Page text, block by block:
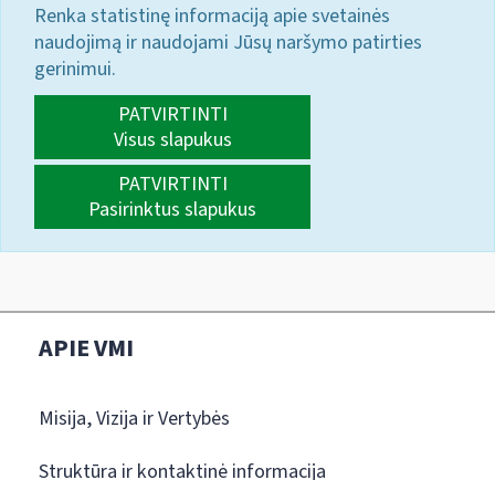
Renka statistinę informaciją apie svetainės
naudojimą ir naudojami Jūsų naršymo patirties
gerinimui.
PATVIRTINTI
Visus slapukus
PATVIRTINTI
Pasirinktus slapukus
APIE VMI
Misija, Vizija ir Vertybės
Struktūra ir kontaktinė informacija